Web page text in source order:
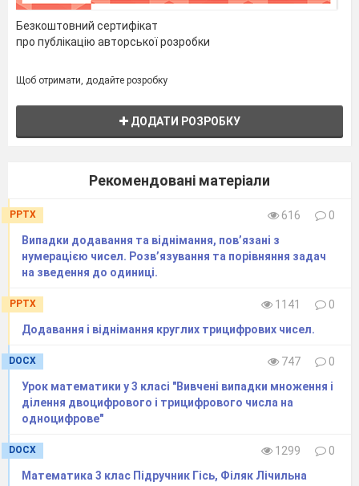
Безкоштовний сертифікат
про публікацію авторської розробки
Щоб отримати, додайте розробку
ДОДАТИ РОЗРОБКУ
Рекомендовані матеріали
PPTX 616
0
Випадки додавання та віднімання, пов’язані з
нумерацією чисел. Розв’язування та порівняння задач
на зведення до одиниці.
PPTX 1141
0
Додавання і віднімання круглих трицифрових чисел.
DOCX 747
0
Урок математики у 3 класі "Вивчені випадки множення і
ділення двоцифрового і трицифрового числа на
одноцифрове"
DOCX 1299
0
Математика 3 клас Підручник Гісь, Філяк Лічильна